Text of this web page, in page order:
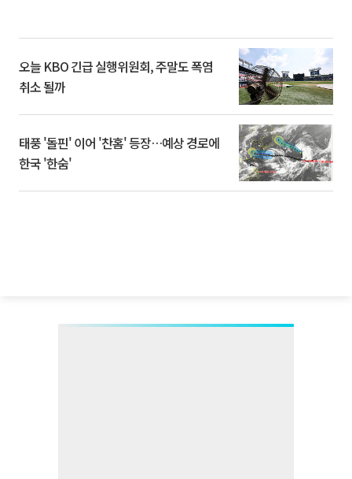
오늘 KBO 긴급 실행위원회, 주말도 폭염
취소 될까
태풍 '돌핀' 이어 '찬홈' 등장…예상 경로에
한국 '한숨'